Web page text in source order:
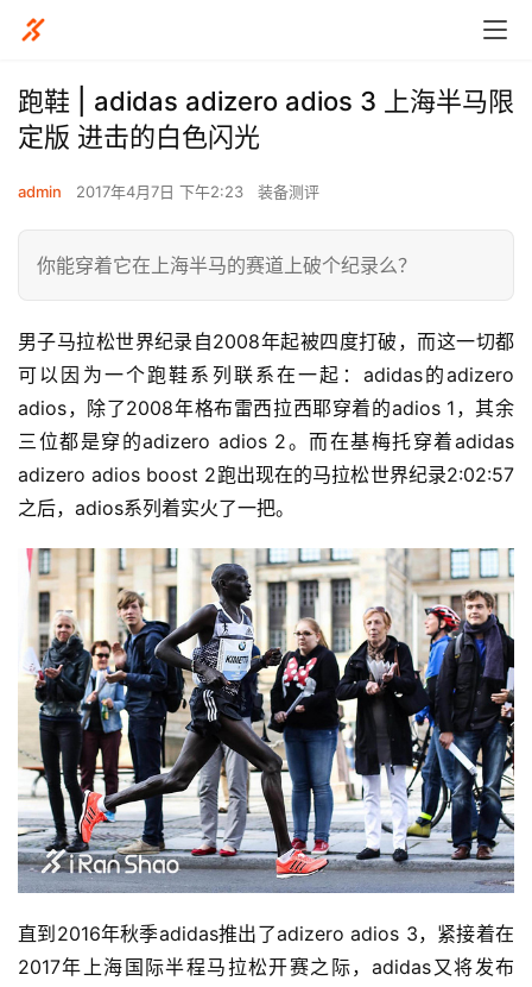
跑鞋 | adidas adizero adios 3 上海半马限
定版 进击的白色闪光
admin 2017年4月7日 下午2:23 装备测评
你能穿着它在上海半马的赛道上破个纪录么？
男子马拉松世界纪录自2008年起被四度打破，而这一切都
可以因为一个跑鞋系列联系在一起：adidas的adizero
adios，除了2008年格布雷西拉西耶穿着的adios 1，其余
三位都是穿的adizero adios 2。而在基梅托穿着adidas
adizero adios boost 2跑出现在的马拉松世界纪录2:02:57
之后，adios系列着实火了一把。
直到2016年秋季adidas推出了adizero adios 3，紧接着在
2017年上海国际半程马拉松开赛之际，adidas又将发布